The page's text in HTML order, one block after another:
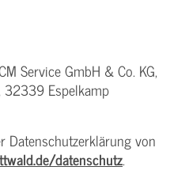
Service GmbH & Co. KG,
Espelkamp
Datenschutzerklärung von
datenschutz.